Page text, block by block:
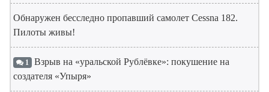
Обнаружен бесследно пропавший самолет Cessna 182.
Пилоты живы!
1 Взрыв на «уральской Рублёвке»: покушение на
создателя «Упыря»